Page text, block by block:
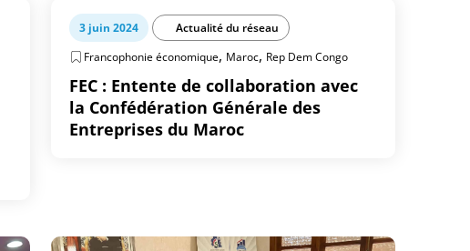
3 juin 2024
Actualité du réseau
Francophonie économique, Maroc, Rep Dem Congo
FEC : Entente de collaboration avec
la Confédération Générale des
Entreprises du Maroc